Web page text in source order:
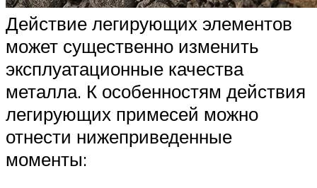
Действие легирующих элементов
может существенно изменить
эксплуатационные качества
металла. К особенностям действия
легирующих примесей можно
отнести нижеприведенные
моменты: